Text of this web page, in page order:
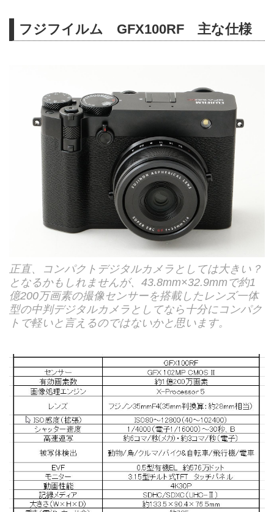
フジフイルム GFX100RF 主な仕様
正直、コンパクトデジタルカメラとしては大きい？
となるかもしれませんが、43.8mm×32.9mmで約1
億200万画素の撮像センサーを搭載したレンズ一体
型の中判デジタルカメラとしてなら十分にコンパク
トで軽いと言えるのではないかと思います。